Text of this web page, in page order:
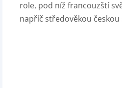
role, pod níž francouzští
napříč středověkou